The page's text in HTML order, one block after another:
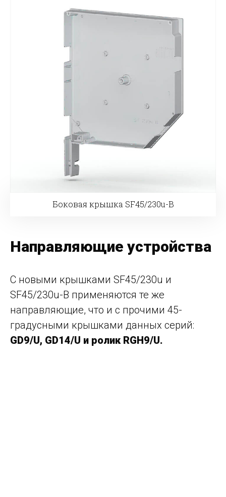
Боковая крышка SF45/230u-B
Направляющие устройства
С новыми крышками SF45/230u и
SF45/230u-B применяются те же
направляющие, что и с прочими 45-
градусными крышками данных серий:
GD9/U, GD14/U и ролик RGH9/U.